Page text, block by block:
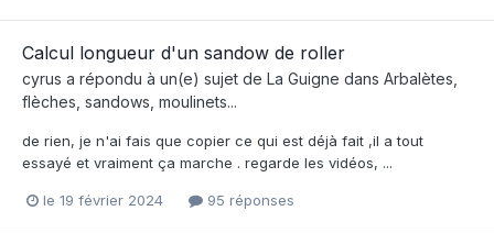
Calcul longueur d'un sandow de roller
cyrus a répondu à un(e) sujet de La Guigne dans Arbalètes,
flèches, sandows, moulinets...
de rien, je n'ai fais que copier ce qui est déjà fait ,il a tout
essayé et vraiment ça marche . regarde les vidéos, ...
le 19 février 2024 95 réponses